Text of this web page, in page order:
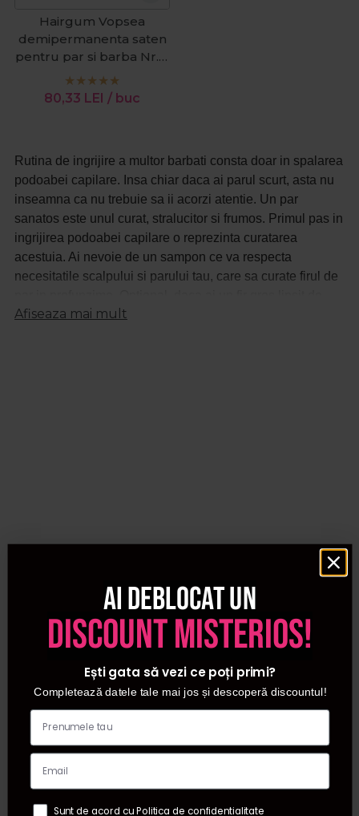
Hairgum Vopsea
demipermanenta saten
pentru par si barba Nr. 4
Brown 60g
80,33 LEI / buc
Rutina de ingrijire a multor barbati consta doar in spalarea
podoabei capilare. Insa chiar daca ai parul scurt, asta nu
inseamna ca nu trebuie sa ii acorzi atentie. Un par
sanatos este unul curat, stralucitor si frumos. Primul pas in
ingrijirea podoabei capilare o reprezinta curatarea
acestuia. Ai nevoie de un sampon ce va respecta
necesitatile scalpului si parului tau, care sa curate firul de
stralucire, poti folosi si balsam. Pentru stilizarea parului pe
foloseste cat mai putine produse de styling pentru a nu
accentua aceasta problema. In cazul unui par tern, uscat,
pe langa un sampon special pentru par uscat, ai nevoie
de balsam pentru par pentru a-l hidrata si a-l hrani. De
asemenea poti folosi fie ceara fie pomada pentru par
pentru a-i oferi stralucire. Pentru scalpul gras iti
pentru volum ce va absorbi excesul de sebum.
Afiseaza mai mult
Ai deblocat un
discount misterios!
Ești gata să vezi ce poți primi?
Completează datele tale mai jos și descoperă discountul!
Sunt de acord cu Politica de confidentialitate